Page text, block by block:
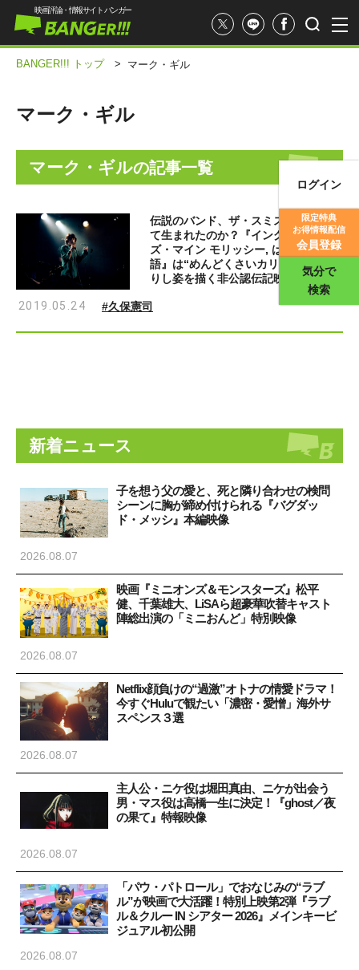
映画評価
映画評論・情報サイト バンガー
ログイン
限定特典
お得情報配信
会員登録
気分で
検索
BANGER!!! トップ > マーク・ギル
マーク・ギル
マーク・ギルの記事一覧
伝説のバンド、ザ・スミスはいかにし
て生まれたのか？『イングランド・イ
ズ・マイン モリッシー, はじまりの物
語』は“めんどくさいカリスマ”の若か
りし姿を描く非公認伝記映画
2019.05.24 #久保憲司
新着ニュース
子を想う父の愛と、死と隣り合わせの検問
シーンに胸が締め付けられる『バグダッ
ド・メッシ』本編映像
2026.08.07
映画『ミニオンズ＆モンスターズ』松平
健、千葉雄大、LiSAら超豪華吹替キャスト
陣総出演の「ミニおんど」特別映像
2026.08.07
Netflix顔負けの“過激”オトナの情愛ドラマ！
今すぐHuluで観たい「濃密・愛憎」海外サ
スペンス３選
2026.08.07
主人公・ニケ役は堀田真由、ニケが出会う
男・マス役は高橋一生に決定！『ghost／夜
の果て』特報映像
2026.08.07
「パウ・パトロール」でおなじみの“ラブ
ル”が映画で大活躍！特別上映第2弾『ラブ
ル＆クルー IN シアター 2026』メインキービ
ジュアル初公開
2026.08.07